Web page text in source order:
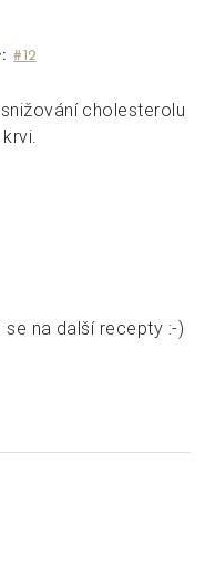
#12
cholesterolu
se na další recepty :-)